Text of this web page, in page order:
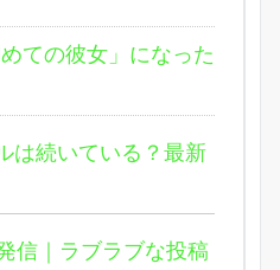
ての彼女」になった
は続いている？最新
信｜ラブラブな投稿